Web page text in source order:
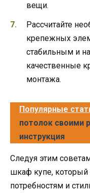
вещи.
Рассчитайте
крепежных
стабильным и
качественные
монтажа.
Популярные
потолок своими
инструкция
Следуя этим
шкаф купе, который
потребностям и